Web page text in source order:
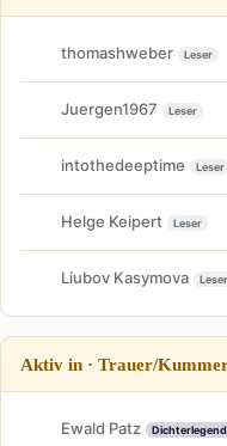
thomashweber Leser
Juergen1967 Leser
intothedeeptime Leser
Helge Keipert Leser
Liubov Kasymova Leser
Aktiv in · Trauer/
Ewald Patz